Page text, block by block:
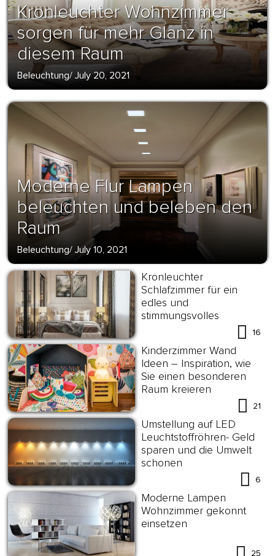
Kronleuchter Wohnzimmer
sorgen für mehr Glanz in
diesem Raum
Beleuchtung/ July 20, 2021
Moderne Flur Lampen
beleuchten und beleben den
Raum
Beleuchtung/ July 10, 2021
Kronleuchter
Schlafzimmer für ein
edles und
stimmungsvolles
16
Kinderzimmer Wand
Ideen – Inspiration, wie
Sie einen besonderen
Raum kreieren
21
Umstellung auf LED
Leuchtstoffröhren- Geld
sparen und die Umwelt
schonen
6
Moderne Lampen
Wohnzimmer gekonnt
einsetzen
25